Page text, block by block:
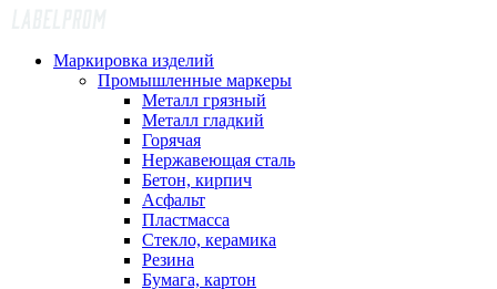
Маркировка изделий
Промышленные маркеры
Металл грязный
Металл гладкий
Горячая
Нержавеющая сталь
Бетон, кирпич
Асфальт
Пластмасса
Стекло, керамика
Резина
Бумага, картон